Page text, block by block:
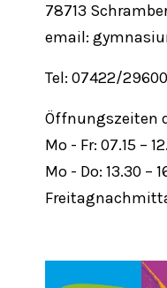
78713
email:
Tel: 07422/29600
Öffnungszeiten
Mo - Fr: 07.15 –
Mo - Do: 13.30 –